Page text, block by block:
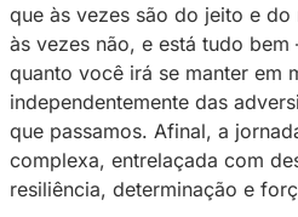
psicóloga da Privacy, e
me conectar aos seus
Você já se questionou
ele trás para sua vida?
nesse caminho de